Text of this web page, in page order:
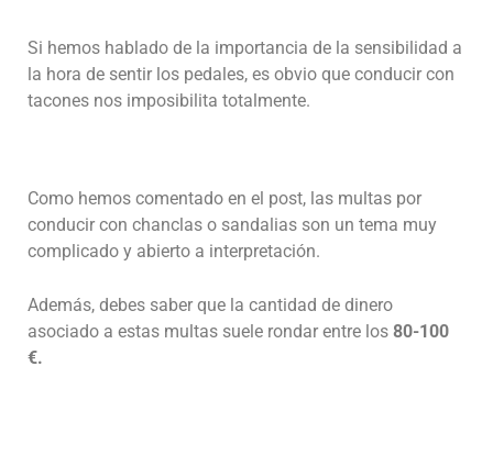
Si hemos hablado de la importancia de la sensibilidad a
la hora de sentir los pedales, es obvio que conducir con
tacones nos imposibilita totalmente.
Como hemos comentado en el post, las multas por
conducir con chanclas o sandalias son un tema muy
complicado y abierto a interpretación.
Además, debes saber que la cantidad de dinero
asociado a estas multas suele rondar entre los 80-100
€.